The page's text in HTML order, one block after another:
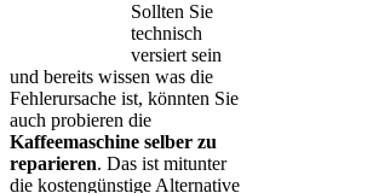
Sollten Sie
technisch
versiert sein
und bereits wissen was die
Fehlerursache ist, könnten Sie
auch probieren die
Kaffeemaschine selber zu
reparieren. Das ist mitunter
die kostengünstige Alternative